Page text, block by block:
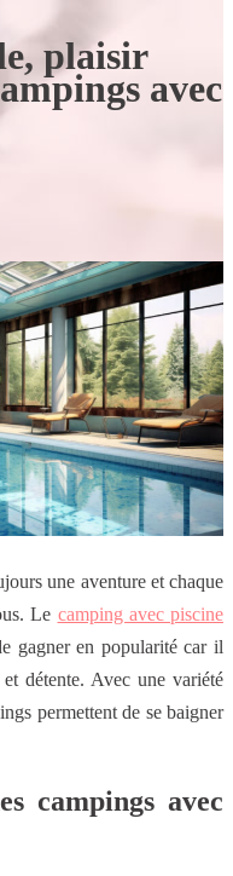
plaisir
avec
une aventure et chaque
Le camping avec piscine
gagner en popularité car il
détente. Avec une variété
permettent de se baigner
campings avec